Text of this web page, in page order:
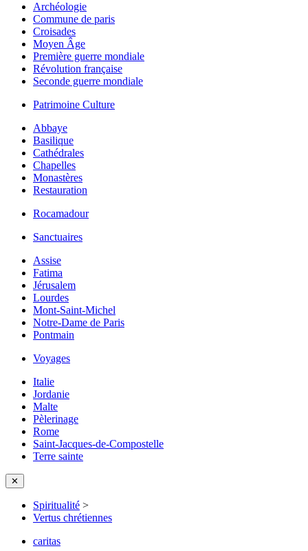
Archéologie
Commune de paris
Croisades
Moyen Âge
Première guerre mondiale
Révolution française
Seconde guerre mondiale
Patrimoine Culture
Abbaye
Basilique
Cathédrales
Chapelles
Monastères
Restauration
Rocamadour
Sanctuaires
Assise
Fatima
Jérusalem
Lourdes
Mont-Saint-Michel
Notre-Dame de Paris
Pontmain
Voyages
Italie
Jordanie
Malte
Pèlerinage
Rome
Saint-Jacques-de-Compostelle
Terre sainte
✕
Spiritualité >
Vertus chrétiennes
caritas